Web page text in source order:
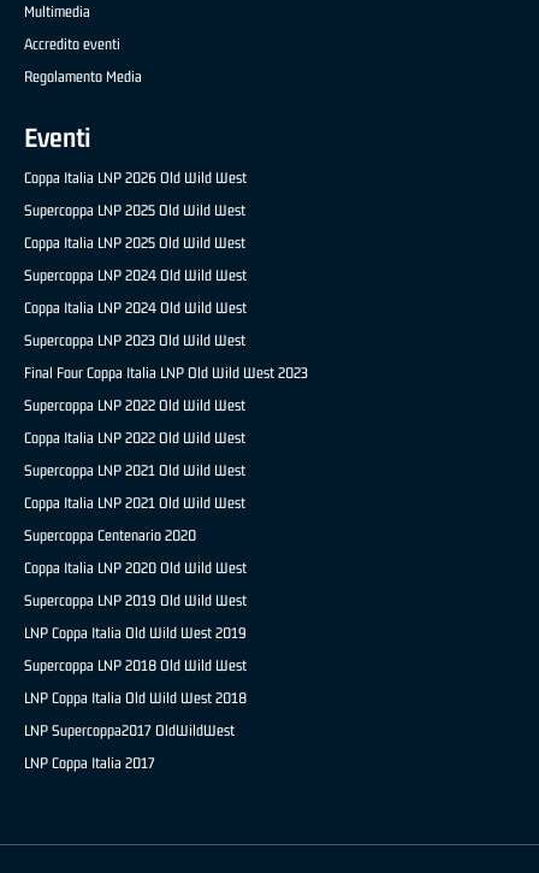
Multimedia
Accredito eventi
Regolamento Media
Eventi
Coppa Italia LNP 2026 Old Wild West
Supercoppa LNP 2025 Old Wild West
Coppa Italia LNP 2025 Old Wild West
Supercoppa LNP 2024 Old Wild West
Coppa Italia LNP 2024 Old Wild West
Supercoppa LNP 2023 Old Wild West
Final Four Coppa Italia LNP Old Wild West 2023
Supercoppa LNP 2022 Old Wild West
Coppa Italia LNP 2022 Old Wild West
Supercoppa LNP 2021 Old Wild West
Coppa Italia LNP 2021 Old Wild West
Supercoppa Centenario 2020
Coppa Italia LNP 2020 Old Wild West
Supercoppa LNP 2019 Old Wild West
LNP Coppa Italia Old Wild West 2019
Supercoppa LNP 2018 Old Wild West
LNP Coppa Italia Old Wild West 2018
LNP Supercoppa2017 OldWildWest
LNP Coppa Italia 2017